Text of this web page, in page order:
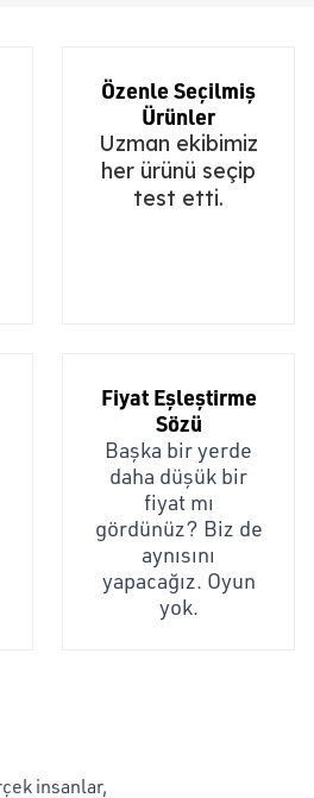
Özenle Seçilmiş
Ürünler
Uzman ekibimiz
her ürünü seçip
test etti.
Fiyat Eşleştirme
Sözü
Başka bir yerde
daha düşük bir
fiyat mı
gördünüz? Biz de
aynısını
yapacağız. Oyun
yok.
insanlar,